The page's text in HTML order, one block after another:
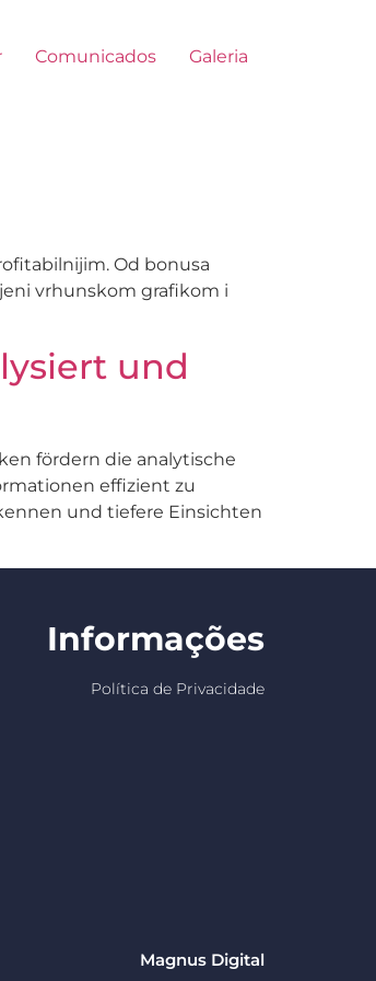
Comunicados Galeria
Od bonusa
vrhunskom grafikom i
und
fördern die analytische
effizient zu
und tiefere Einsichten
Informações
Política de Privacidade
Magnus Digital